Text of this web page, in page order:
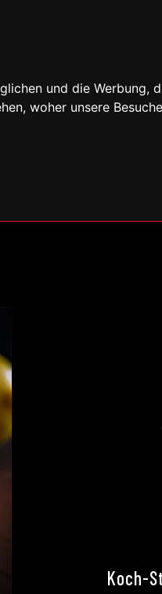
und die Werbung,
woher unsere
Koch-